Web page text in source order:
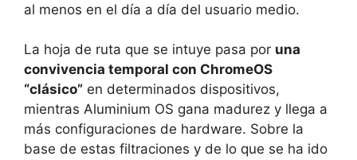
al menos en el día a día del usuario medio.
La hoja de ruta que se intuye pasa por una
convivencia temporal con ChromeOS
“clásico” en determinados dispositivos,
mientras Aluminium OS gana madurez y llega a
más configuraciones de hardware. Sobre la
base de estas filtraciones y de lo que se ha ido